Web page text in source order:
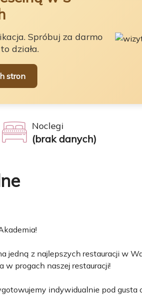
Spróbuj za darmo
działa.
stron
Noclegi
(brak danych)
jedną z najlepszych restauracji w
progach naszej restauracji!
indywidualnie pod